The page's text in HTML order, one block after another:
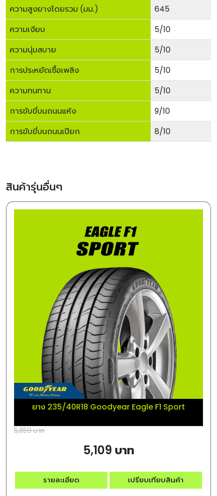
ความสูงยางโดยรวม (มม.)
645
ความเงียบ
5/10
ความนุ่มสบาย
5/10
การประหยัดเชื้อเพลิง
5/10
ความทนทาน
5/10
การขับขี่บนถนนแห้ง
9/10
การขับขี่บนถนนเปียก
8/10
สินค้ารุ่นอื่นๆ
ยาง 235/40R18 Goodyear Eagle F1 Sport
5,859 บาท
5,109 บาท
รายละเอียด เปรียบเทียบสินค้า